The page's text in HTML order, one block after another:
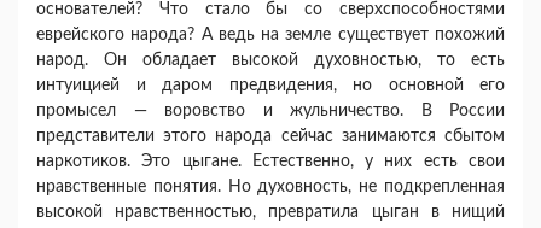
основателей? Что стало бы со сверхспособно­стями
еврейского народа? А ведь на земле существу­ет похожий
народ. Он обладает высокой духовно­стью, то есть
интуицией и даром предвидения, но основной его
промысел — воровство и жульничест­во. В России
представители этого народа сейчас за­нимаются сбытом
наркотиков. Это цыгане. Естест­венно, у них есть свои
нравственные понятия. Но духовность, не подкрепленная
высокой нравственно­стью, превратила цыган в нищий